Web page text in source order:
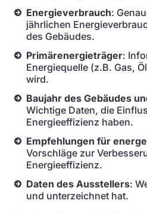
Energieverbrauch:
jährlichen
des Gebäudes.
Primärenergieträger:
Energiequelle (z.B. Gas,
wird.
Baujahr des Gebäudes
Wichtige Daten, die
Energieeffizienz haben.
Empfehlungen für
Vorschläge zur
Energieeffizienz.
Daten des Ausstellers:
und unterzeichnet hat.